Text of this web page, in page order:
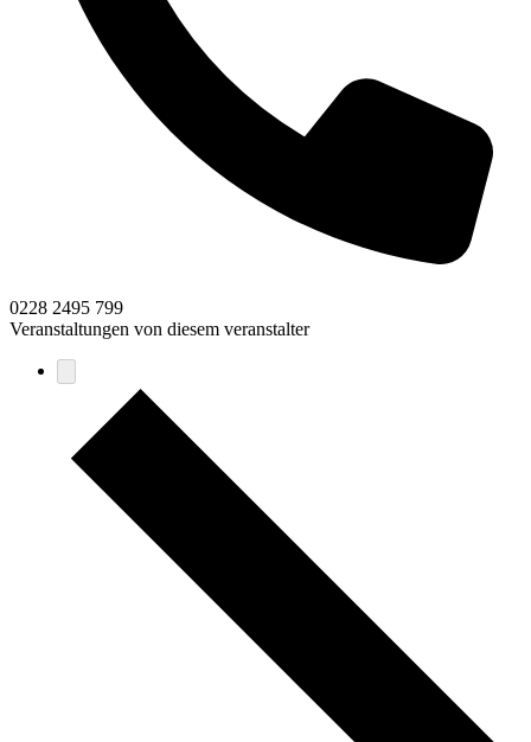
0228 2495 799
Veranstaltungen von diesem veranstalter